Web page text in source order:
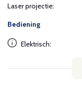
Laser projectie:
Bediening
Elektrisch: